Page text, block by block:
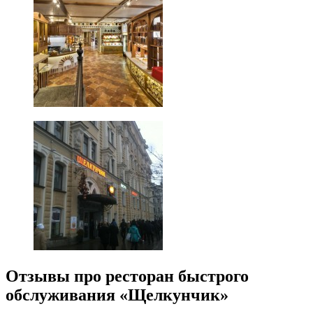
Отзывы про ресторан быстрого
обслуживания «Щелкунчик»